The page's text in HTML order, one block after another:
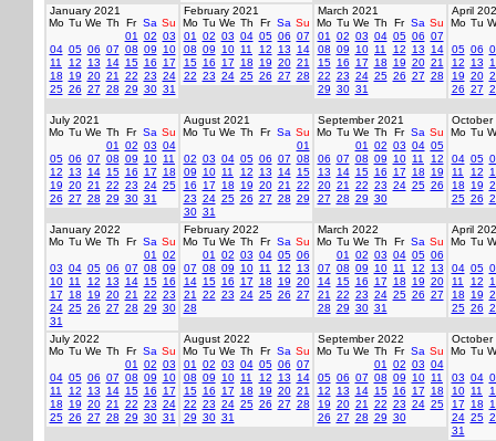
January 2021
Mo Tu We Th Fr Sa Su
01
02 03
04 05 06 07 08 09
10
11
12 13 14 15 16
17
18
19 20 21 22 23 24
25 26 27 28 29 30 31
February 2021
Mo Tu We Th Fr Sa Su
01
02 03 04 05 06 07
08 09 10 11 12 13
14
15 16 17 18 19 20 21
22 23 24 25 26 27 28
March 2021
Mo Tu We Th Fr Sa Su
01
02 03 04 05 06 07
08 09 10 11 12 13
14
15 16 17 18 19 20 21
22 23 24 25 26 27 28
29 30 31
April
Mo Tu
05 06
12
13
19 20
26 27
July 2021
Mo Tu We Th Fr Sa Su
01
02 03 04
05 06 07 08 09 10 11
12
13 14 15 16 17
18
19 20 21 22 23 24 25
26 27 28 29 30 31
August 2021
Mo Tu We Th Fr Sa Su
01
02 03 04 05 06 07 08
09
10 11 12 13 14 15
16
17 18 19 20 21
22
23 24 25 26 27 28 29
30 31
September 2021
Mo Tu We Th Fr Sa Su
01
02 03 04 05
06 07 08 09 10 11
12
13
14 15 16 17 18
19
20 21 22 23 24 25 26
27 28 29 30
October
Mo Tu
04 05
11
12
18
19
25 26
January 2022
Mo Tu We Th Fr Sa Su
01
02
03 04 05 06 07 08 09
10 11 12 13 14 15 16
17
18 19 20 21 22 23
24 25 26 27 28 29 30
31
February 2022
Mo Tu We Th Fr Sa Su
01
02 03 04 05 06
07 08 09 10 11 12
13
14 15 16 17 18 19 20
21
22 23 24 25 26 27
28
March 2022
Mo Tu We Th Fr Sa Su
01
02 03 04 05 06
07 08 09 10 11 12
13
14 15 16 17 18 19 20
21
22 23 24 25 26 27
28 29 30 31
April
Mo Tu
04 05
11
12
18
19
25 26
July 2022
Mo Tu We Th Fr Sa Su
01
02 03
04 05 06 07 08 09
10
11
12 13 14 15 16
17
18
19 20 21 22 23 24
25 26 27 28 29 30 31
August 2022
Mo Tu We Th Fr Sa Su
01
02 03 04 05 06 07
08 09 10 11 12 13
14
15 16 17 18 19 20 21
22 23 24 25 26 27 28
29 30 31
September 2022
Mo Tu We Th Fr Sa Su
01
02 03 04
05 06 07 08 09 10 11
12
13 14 15 16 17
18
19 20 21 22 23 24 25
26 27 28 29 30
October
Mo Tu
03 04
10 11
17
18
24 25
31